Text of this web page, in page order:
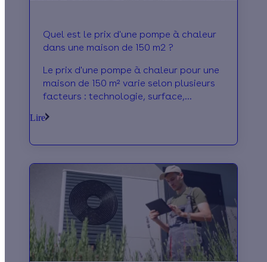
Quel est le prix d'une pompe à chaleur
dans une maison de 150 m2 ?
Le prix d'une pompe à chaleur pour une
maison de 150 m² varie selon plusieurs
facteurs : technologie, surface,
pose, etc.
Lire